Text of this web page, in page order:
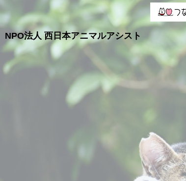
NPO法人西日本アニマルアシスト